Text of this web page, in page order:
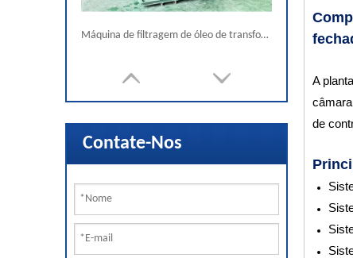
Máquina de filtragem de óleo de transformador de alto vácuo na China com reboque
Contate-Nos
A
de